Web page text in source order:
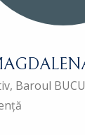
Baroul